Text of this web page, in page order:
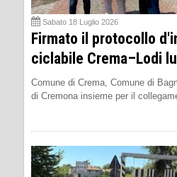
Sabato 18 Luglio 2026
Firmato il protocollo
ciclabile Crema–Lodi
Comune di Crema, Comune di
di Cremona insieme per il